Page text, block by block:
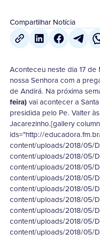
Compartilhar Notícia
Aconteceu neste dia 17 de
nossa Senhora com a
de Andirá. Na próxima
feira) vai acontecer a
presidida pelo Pe. Valter
Jacarezinho.[gallery
ids="http://
content/uploads/2018/05/
content/uploads/2018/05/
content/uploads/2018/05/
content/uploads/2018/05/
content/uploads/2018/05/
content/uploads/2018/05/
content/uploads/2018/05/
content/uploads/2018/05/
content/uploads/2018/05/